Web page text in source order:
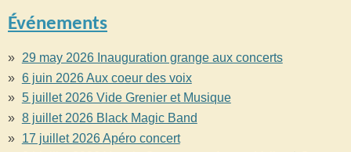
Événements
29 may 2026 Inauguration grange aux concerts
6 juin 2026 Aux coeur des voix
5 juillet 2026 Vide Grenier et Musique
8 juillet 2026 Black Magic Band
17 juillet 2026 Apéro concert